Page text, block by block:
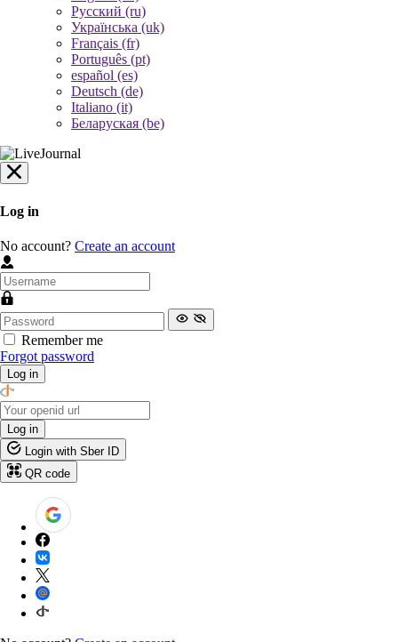
Русский (ru)
Українська (uk)
Français (fr)
Português (pt)
español (es)
Deutsch (de)
Italiano (it)
Беларуская (be)
Log in
No account? Create an account
Remember me
Forgot password
Log in
Log in
Login with Sber ID
QR code